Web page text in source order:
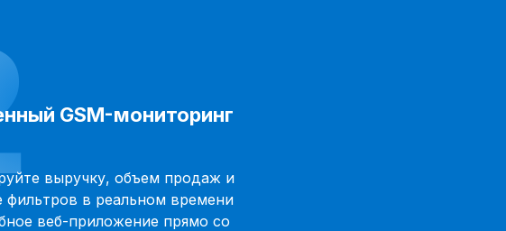
GSM-мониторинг
выручку, объем продаж и
фильтров в реальном времени
веб-приложение прямо со